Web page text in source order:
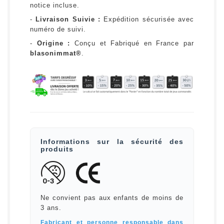
notice incluse.
- Livraison Suivie :
Expédition sécurisée avec
numéro de suivi.
- Origine :
Conçu et Fabriqué en France par
blasonimmat®.
Informations sur la sécurité des
produits
Ne convient pas aux enfants de moins de
3 ans.
Fabricant et personne responsable dans